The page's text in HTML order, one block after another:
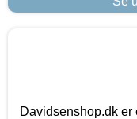
Davidsenshop.dk